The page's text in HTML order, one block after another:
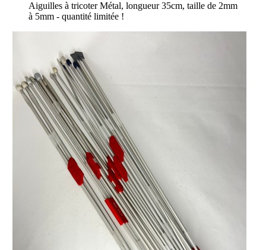
Aiguilles à tricoter Métal, longueur 35cm, taille de 2mm
à 5mm - quantité limitée !